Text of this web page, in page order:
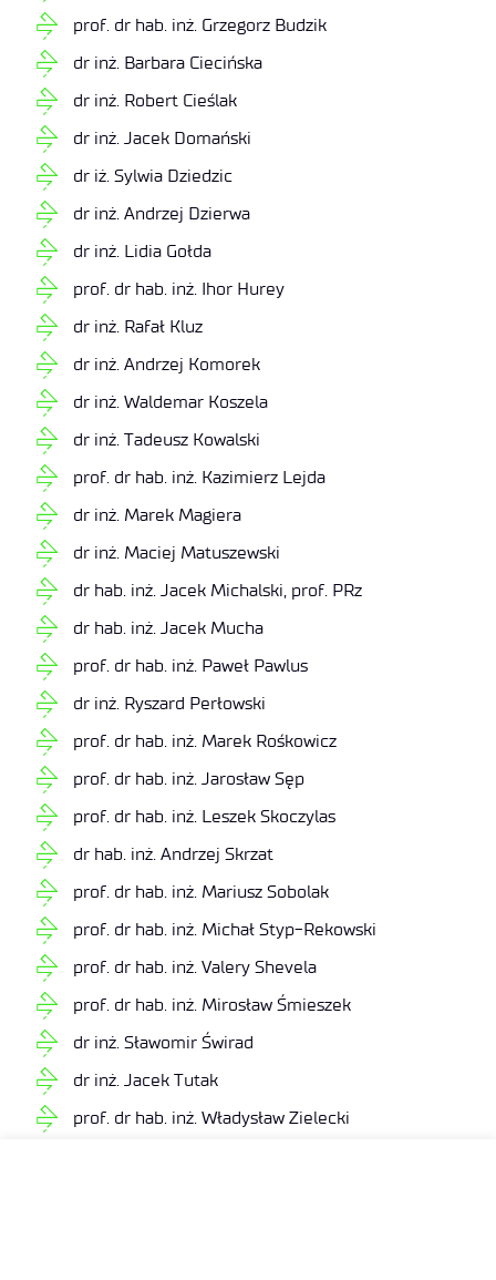
prof. dr hab. inż. Grzegorz Budzik
dr inż. Barbara Ciecińska
dr inż. Robert Cieślak
dr inż. Jacek Domański
dr iż. Sylwia Dziedzic
dr inż. Andrzej Dzierwa
dr inż. Lidia Gołda
prof. dr hab. inż. Ihor Hurey
dr inż. Rafał Kluz
dr inż. Andrzej Komorek
dr inż. Waldemar Koszela
dr inż. Tadeusz Kowalski
prof. dr hab. inż. Kazimierz Lejda
dr inż. Marek Magiera
dr inż. Maciej Matuszewski
dr hab. inż. Jacek Michalski, prof. PRz
dr hab. inż. Jacek Mucha
prof. dr hab. inż. Paweł Pawlus
dr inż. Ryszard Perłowski
prof. dr hab. inż. Marek Rośkowicz
prof. dr hab. inż. Jarosław Sęp
prof. dr hab. inż. Leszek Skoczylas
dr hab. inż. Andrzej Skrzat
prof. dr hab. inż. Mariusz Sobolak
prof. dr hab. inż. Michał Styp-Rekowski
prof. dr hab. inż. Valery Shevela
prof. dr hab. inż. Mirosław Śmieszek
dr inż. Sławomir Świrad
dr inż. Jacek Tutak
prof. dr hab. inż. Władysław Zielecki